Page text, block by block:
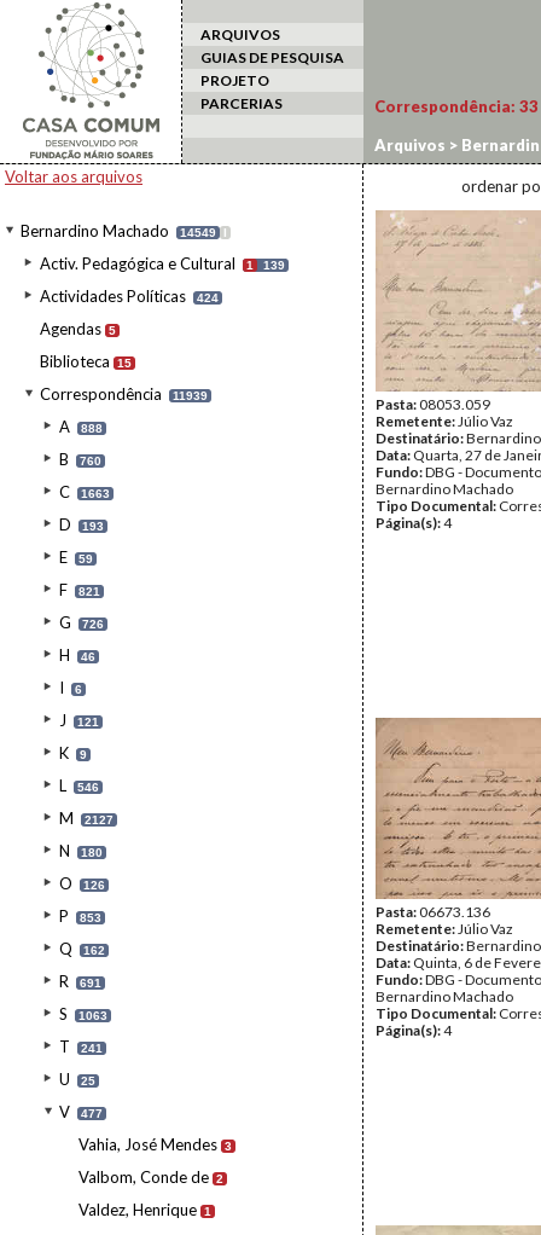
ARQUIVOS
GUIAS DE PESQUISA
PROJETO
PARCERIAS
Voltar aos arquivos
Bernardino Machado 14549 I
Activ. Pedagógica e Cultural 1 139
Actividades Políticas 424
Agendas 5
Biblioteca 15
Correspondência 11939
A 888
B 760
C 1663
D 193
E 59
F 821
G 726
H 46
I 6
J 121
K 9
L 546
M 2127
N 180
O 126
P 853
Q 162
R 691
S 1063
T 241
U 25
V 477
Vahia, José Mendes 3
Valbom, Conde de 2
Valdez, Henrique 1
Correspondência: 33
Arquivos >
ordenar
Pasta:08053.059
Remetente:Júlio Vaz
Destinatário:
Data: Quarta, 27 de
Fundo:DBG -
Bernardino Machado
Tipo Documental:
Página(s):4
Pasta:06673.136
Remetente:Júlio Vaz
Destinatário:
Data: Quinta, 6 de
Fundo:DBG -
Bernardino Machado
Tipo Documental:
Página(s):4